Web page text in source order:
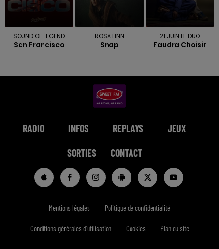
SOUND OF LEGEND
San Francisco
ROSA LINN
Snap
21 JUIN LE DUO
Faudra Choisir
RADIO INFOS REPLAYS JEUX
SORTIES CONTACT
Mentions légales Politique de confidentialité
Conditions générales d'utilisation Cookies Plan du site